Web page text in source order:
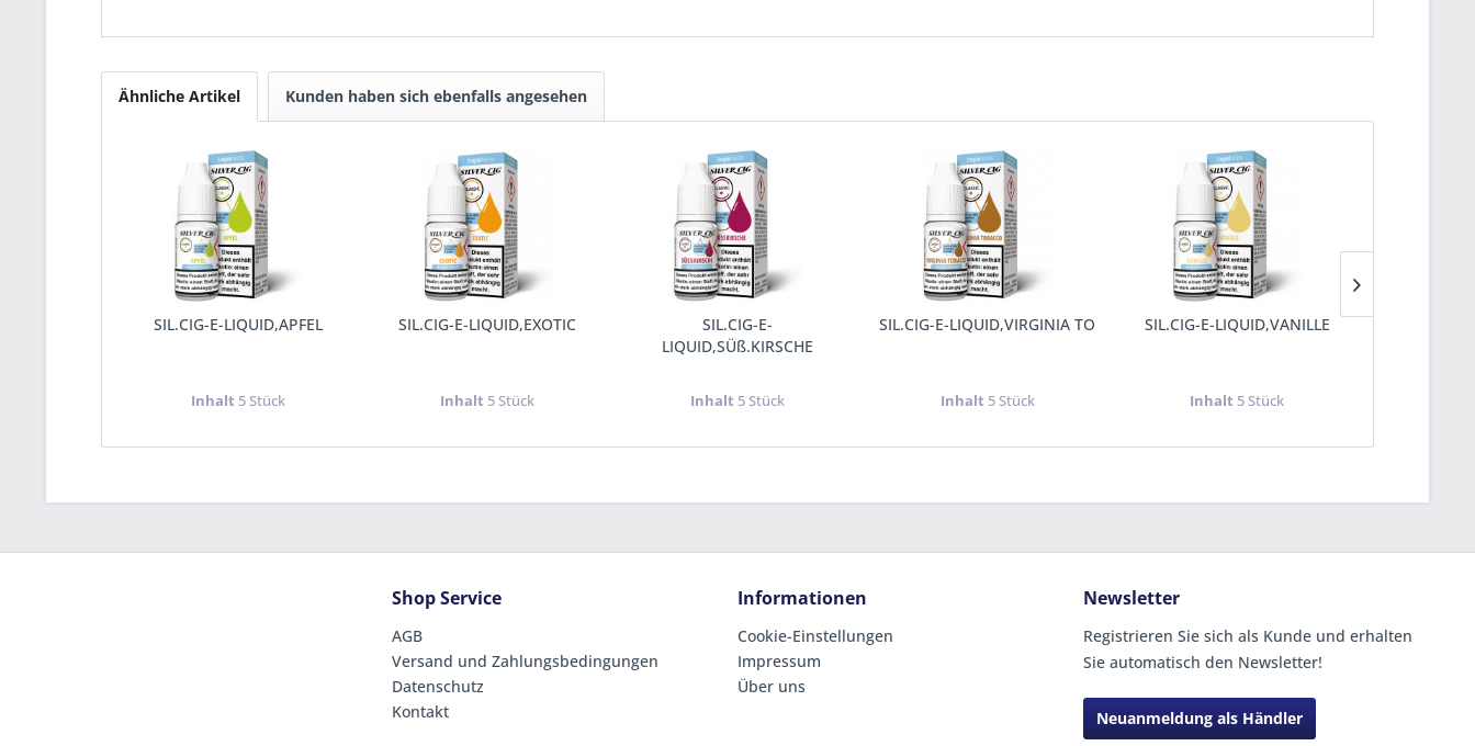
Ähnliche Artikel Kunden haben sich ebenfalls angesehen
SIL.CIG-E-LIQUID,APFEL
Inhalt 5 Stück
SIL.CIG-E-LIQUID,EXOTIC
Inhalt 5 Stück
SIL.CIG-E-
LIQUID,SÜß.KIRSCHE
Inhalt 5 Stück
SIL.CIG-E-LIQUID,VIRGINIA TO
Inhalt 5 Stück
SIL.CIG-E-LIQUID,VANILLE
Inhalt 5 Stück
Shop Service
AGB
Versand und Zahlungsbedingungen
Datenschutz
Kontakt
Informationen
Cookie-Einstellungen
Impressum
Über uns
Newsletter
Registrieren Sie sich als Kunde und erhalten
Sie automatisch den Newsletter!
Neuanmeldung als Händler